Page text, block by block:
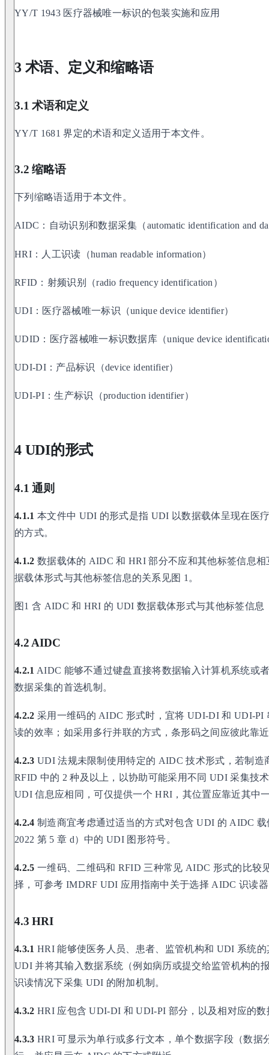
YY/T 1943 医疗器械唯一标识的包装实施和应用
3 术语、定义和缩略语
3.1 术语和定义
YY/T 1681 界定的术语和定义适用于本文件。
3.2 缩略语
下列缩略语适用于本文件。
AIDC：自动识别和数据采集（automatic identification and
HRI：人工识读（human readable information）
RFID：射频识别（radio frequency identification）
UDI：医疗器械唯一标识（unique device identifier）
UDID：医疗器械唯一标识数据库（unique device
UDI-DI：产品标识（device identifier）
UDI-PI：生产标识（production identifier）
4 UDI的形式
4.1 通则
4.1.1 本文件中 UDI 的形式是指 UDI 以数据载体呈现在医
的方式。
4.1.2 数据载体的 AIDC 和 HRI 部分不应和其他标签信息
据载体形式与其他标签信息的关系见图 1。
图1 含 AIDC 和 HRI 的 UDI 数据载体形式与其他标签信息
4.2 AIDC
4.2.1 AIDC 能够不通过键盘直接将数据输入计算机系统或
数据采集的首选机制。
4.2.2 采用一维码的 AIDC 形式时，宜将 UDI-DI 和 UDI-PI
读的效率；如采用多行并联的方式，条形码之间应彼此靠
4.2.3 UDI 法规未限制使用特定的 AIDC 技术形式，若制造
RFID 中的 2 种及以上，以协助可能采用不同 UDI 采集技
UDI 信息应相同，可仅提供一个 HRI，其位置应靠近其中
4.2.4 制造商宜考虑通过适当的方式对包含 UDI 的 AIDC
2022 第 5 章 d）中的 UDI 图形符号。
4.2.5 一维码、二维码和 RFID 三种常见 AIDC 形式的比较
择，可参考 IMDRF UDI 应用指南中关于选择 AIDC 识读
4.3 HRI
4.3.1 HRI 能够使医务人员、患者、监管机构和 UDI 系统
UDI 并将其输入数据系统（例如病历或提交给监管机构的
识读情况下采集 UDI 的附加机制。
4.3.2 HRI 应包含 UDI-DI 和 UDI-PI 部分，以及相对应的数
4.3.3 HRI 可显示为单行或多行文本，单个数据字段（数据